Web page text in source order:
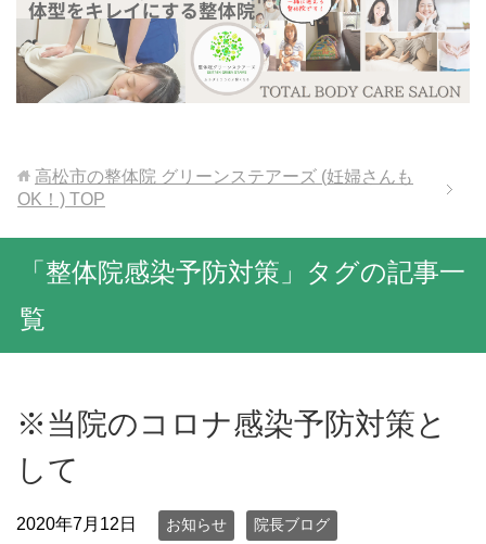
高松市の整体院 グリーンステアーズ (妊婦さんも
OK！) TOP
「整体院感染予防対策」タグの記事一
覧
※当院のコロナ感染予防対策と
して
2020年7月12日 お知らせ 院長ブログ